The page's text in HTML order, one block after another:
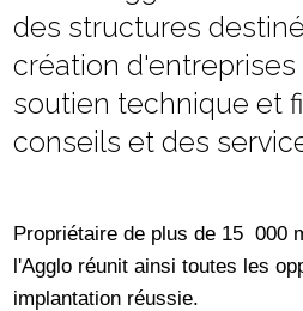
des structures
création
soutien technique et
conseils et des
Propriétaire de plus de 15 000
l'Agglo réunit ainsi toutes les
implantation réussie.